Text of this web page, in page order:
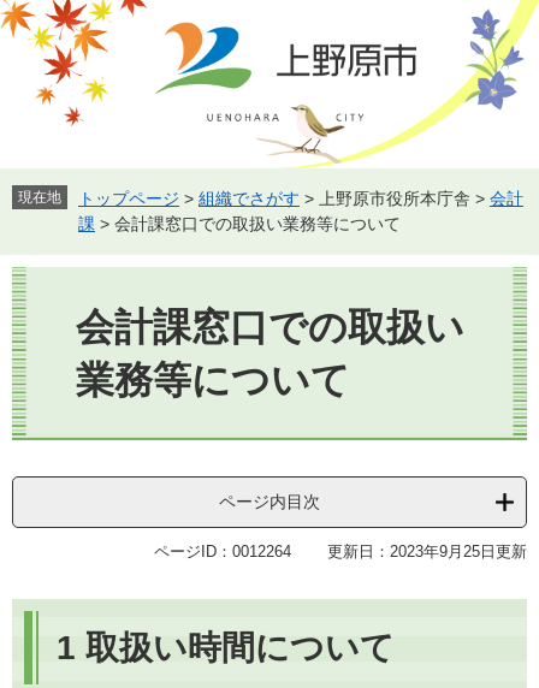
ペ
ー
す。
メ
ニ
し
て
文
へ
現在地 トップページ > 組織でさがす > 上野原市役所本庁舎 > 会計
課 > 会計課窓口での取扱い業務等について
本
文
会計課窓口での取扱い
業務等について
ページ内目次
ページID：0012264 更新日：2023年9月25日更新
1 取扱い時間について